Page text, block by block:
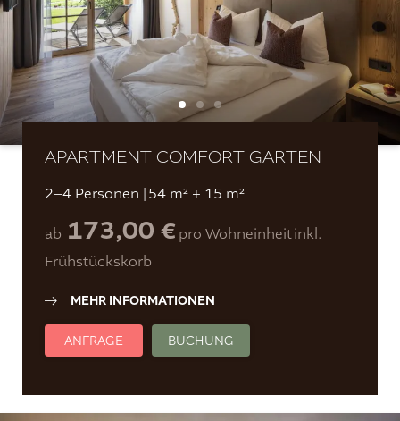
APARTMENT COMFORT GARTEN
2–4 Personen | 54 m² + 15 m²
ab 173,00 € pro Wohneinheitinkl.
Frühstückskorb
MEHR INFORMATIONEN
ANFRAGE BUCHUNG